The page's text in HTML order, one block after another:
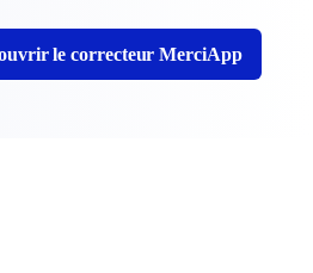
le correcteur MerciApp